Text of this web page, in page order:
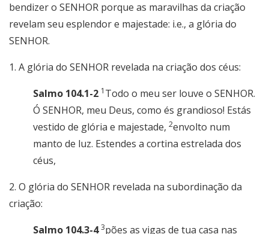
bendizer o SENHOR porque as maravilhas da criação
revelam seu esplendor e majestade: i.e., a glória do
SENHOR.
1. A glória do SENHOR revelada na criação dos céus:
Salmo 104.1-2 1 Todo o meu ser louve o SENHOR.
Ó SENHOR, meu Deus, como és grandioso! Estás
vestido de glória e majestade, 2envolto num
manto de luz. Estendes a cortina estrelada dos
céus,
2. O glória do SENHOR revelada na subordinação da
criação:
Salmo 104.3-4 3pões as vigas de tua casa nas